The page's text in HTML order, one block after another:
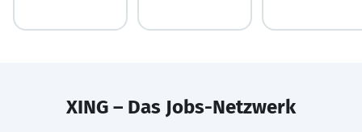
XING – Das Jobs-Netzwerk